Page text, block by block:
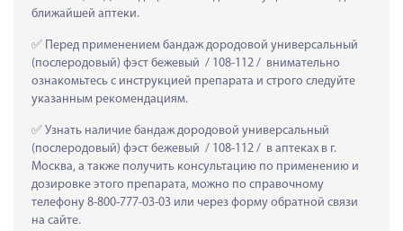
ближайшей аптеки.
Перед применением бандаж дородовой универсальный
(послеродовый) фэст бежевый  / 108-112 /  внимательно
ознакомьтесь с инструкцией препарата и строго следуйте
указанным рекомендациям.
Узнать наличие бандаж дородовой универсальный
(послеродовый) фэст бежевый  / 108-112 /  в аптеках в г.
Москва, а также получить консультацию по применению и
дозировке этого препарата, можно по справочному
телефону 8-800-777-03-03 или через форму обратной связи
на сайте.